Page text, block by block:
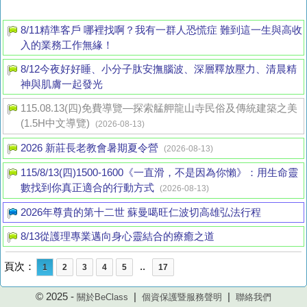
8/11精準客戶 哪裡找啊？我有一群人恐慌症 難到這一生與高收
入的業務工作無緣！
8/12今夜好好睡、小分子肽安撫腦波、深層釋放壓力、清晨精
神與肌膚一起發光
115.08.13(四)免費導覽—探索艋舺龍山寺民俗及傳統建築之美
(1.5H中文導覽)
(2026-08-13)
2026 新莊長老教會暑期夏令營 (2026-08-13)
115/8/13(四)1500-1600《一直滑，不是因為你懶》：用生命靈
數找到你真正適合的行動方式 (2026-08-13)
2026年尊貴的第十二世 蘇曼噶旺仁波切高雄弘法行程
8/13從護理專業邁向身心靈結合的療癒之道
頁次： 1 2 3 4 5 .. 17
© 2025 - 關於BeClass 個資保護暨服務聲明 聯絡我們